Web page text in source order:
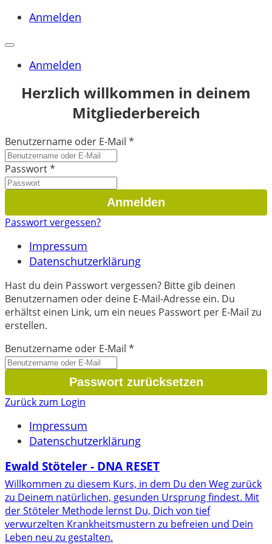
Anmelden
Anmelden
Herzlich willkommen in deinem
Mitgliederbereich
Benutzername oder E-Mail *
Passwort*
Passwort vergessen?
Impressum
Datenschutzerklärung
Hast du dein Passwort vergessen? Bitte gib deinen
Benutzernamen oder deine E-Mail-Adresse ein. Du
erhältst einen Link, um ein neues Passwort per E-Mail zu
erstellen.
Benutzername oder E-Mail *
Zurück zum Login
Impressum
Datenschutzerklärung
Ewald Stöteler - DNA RESET
Willkommen zu diesem Kurs, in dem Du den Weg zurück
zu Deinem natürlichen, gesunden Ursprung findest. Mit
der Stöteler Methode lernst Du, Dich von tief
verwurzelten Krankheitsmustern zu befreien und Dein
Leben neu zu gestalten.